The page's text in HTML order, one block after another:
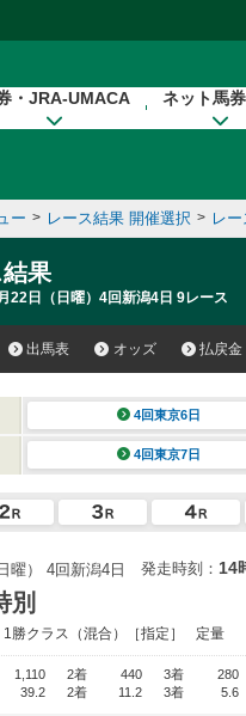
・JRA-UMACA ネット馬
ー > レース結果 開催選択 > レ
果
22日（日曜）4回新潟4日 9レース
出馬表 オッズ 払戻金
4回東京6日
4回東京7日
曜） 4回新潟4日 発走時刻： 14
別
1勝クラス （混合）［指定］ 定量
1,110 2着 440 3着
280
39.2 2着 11.2 3着 5.6